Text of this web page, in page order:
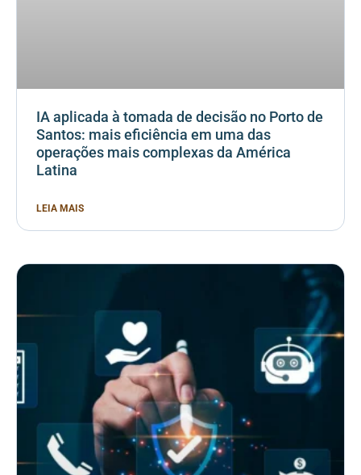
IA aplicada à tomada de decisão no Porto de
Santos: mais eficiência em uma das
operações mais complexas da América
Latina
LEIA MAIS